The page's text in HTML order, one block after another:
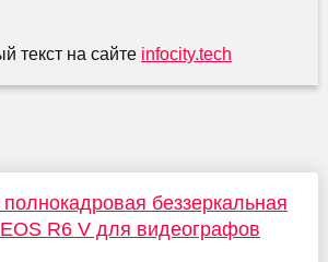
текст на сайте infocity.tech
беззеркальная
R6 V для видеографов